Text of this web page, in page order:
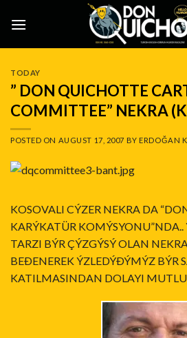
TODAY
” DON QUICHOTTE
COMMITTEE” NEKRA
POSTED ON AUGUST 17, 2007 BYERDOĞAN
KOSOVALI CÝZER NEKRA DA
KARÝKATÜR KOMÝSYONU”NDA..
TARZI BÝR ÇÝZGÝSÝ OLAN
BEÐENEREK ÝZLEDÝÐÝMÝZ BÝR
KATILMASINDAN DOLAYI